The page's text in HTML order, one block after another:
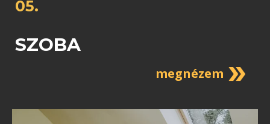
05.
SZOBA
megnézem